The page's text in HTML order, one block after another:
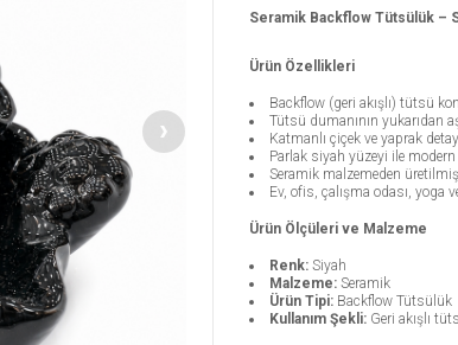
Seramik Backflow Tütsülük –
Ürün Özellikleri
Backflow (geri akışlı) tütsü
Tütsü dumanının yukarıdan
Katmanlı çiçek ve yaprak
Parlak siyah yüzeyi ile
Seramik malzemeden
Ev, ofis, çalışma odası, yoga
Ürün Ölçüleri ve Malzeme
Renk: Siyah
Malzeme: Seramik
Ürün Tipi: Backflow Tütsülük
Kullanım Şekli: Geri akışlı